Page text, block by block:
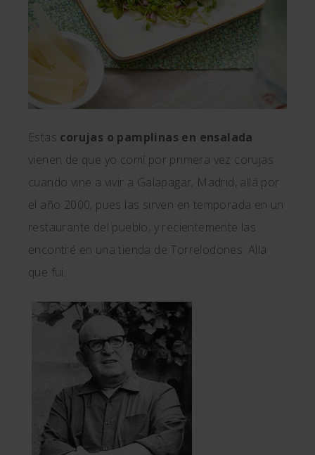
Estas corujas o pamplinas en ensalada
vienen de que yo comí por primera vez corujas
cuando vine a vivir a Galapagar, Madrid, allá por
el año 2000, pues las sirven en temporada en un
restaurante del pueblo, y recientemente las
encontré en una tienda de Torrelodones. Allá
que fui.